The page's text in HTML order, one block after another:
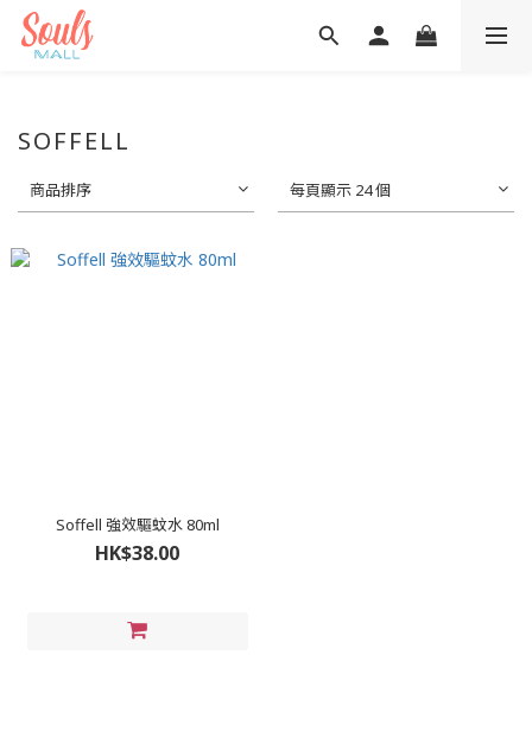
SOFFELL
商品排序 每頁顯示 24 個
Soffell 強效驅蚊水 80ml
HK$38.00